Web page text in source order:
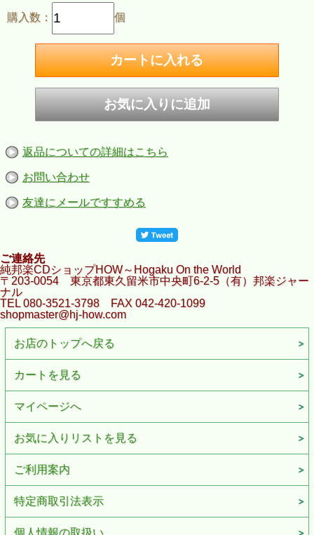
購入数： 個
返品についての詳細はこちら
お問い合わせ
友達にメールですすめる
ご連絡先
純邦楽CDショップHOW～Hogaku On the World
〒203-0054 東京都東久留米市中央町6-2-5（有）邦楽ジャー
ナル
TEL 080-3521-3798 FAX 042-420-1099
shopmaster@hj-how.com
お店のトップへ戻る
カートを見る
マイページへ
お気に入りリストを見る
ご利用案内
特定商取引法表示
個人情報の取扱い